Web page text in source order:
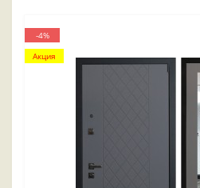
-4%
Акция